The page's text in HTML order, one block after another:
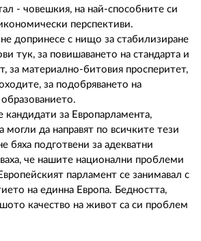
- човешкия, на най-способните си
перспективи.
допринесе с нищо за стабилизиране
тук, за повишаването на стандарта и
за материално-битовия просперитет,
за подобряването на
кандидати за Европарламента,
могли да направят по всичките тези
бяха подготвени за адекватни
че нашите национални проблеми
парламент се занимавал с
на единна Европа. Бедността,
качество на живот са си проблем